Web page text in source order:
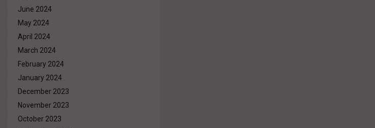
June 2024
May 2024
April 2024
March 2024
February 2024
January 2024
December 2023
November 2023
October 2023